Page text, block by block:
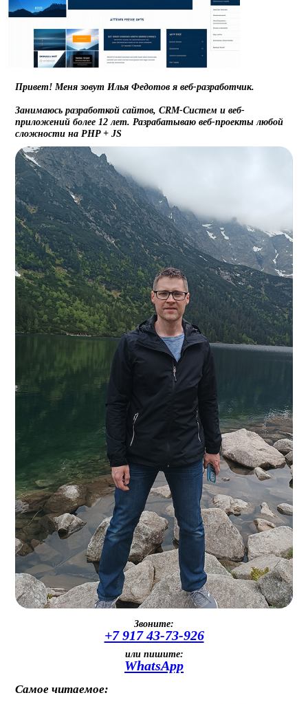
Привет! Меня зовут Илья Федотов я веб-разработчик.
Занимаюсьразработкой сайтов, CRM-Систем и веб-
приложений более 12 лет. Разрабатываювеб-проекты любой
сложности на PHP + JS
Звоните:
+7 917 43-73-926
или пишите:
WhatsApp
Самое читаемое: